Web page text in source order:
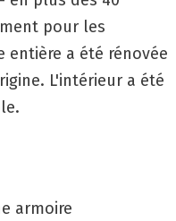
pour les
entière a été rénovée
L'intérieur a été